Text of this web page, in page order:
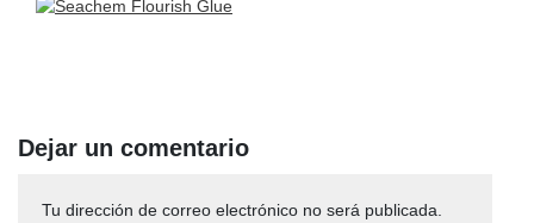
Dejar un comentario
Tu dirección de correo electrónico no será publicada.